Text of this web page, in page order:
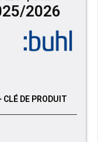
2026
DE PRODUIT